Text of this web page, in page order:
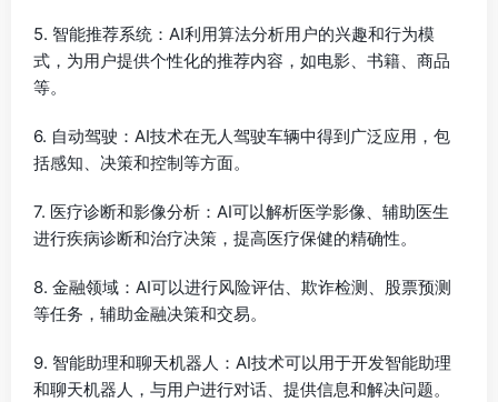
5. 智能推荐系统：AI利用算法分析用户的兴趣和行为模
式，为用户提供个性化的推荐内容，如电影、书籍、商品
等。
6. 自动驾驶：AI技术在无人驾驶车辆中得到广泛应用，包
括感知、决策和控制等方面。
7. 医疗诊断和影像分析：AI可以解析医学影像、辅助医生
进行疾病诊断和治疗决策，提高医疗保健的精确性。
8. 金融领域：AI可以进行风险评估、欺诈检测、股票预测
等任务，辅助金融决策和交易。
9. 智能助理和聊天机器人：AI技术可以用于开发智能助理
和聊天机器人，与用户进行对话、提供信息和解决问题。